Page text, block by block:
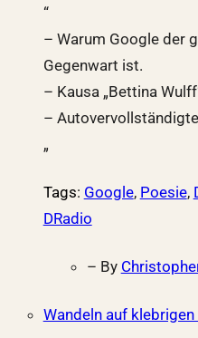
“
– Warum Google der
Gegenwart ist.
– Kausa „Bettina
–
„
Tags: Google, Poesie,
DRadio
– By
Wandeln auf